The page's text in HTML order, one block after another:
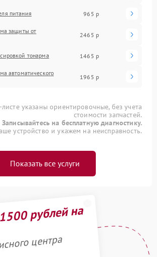
питания 965 р
защиты от
2465 р
тонарма 1465 р
автоматического
1965 р
указаны ориентировочные, без учета
стоимости запчастей.
Записывайтесь на бесплатную диагностику.
устройство и укажем на неисправность.
Показать все услуги
рублей на
центра